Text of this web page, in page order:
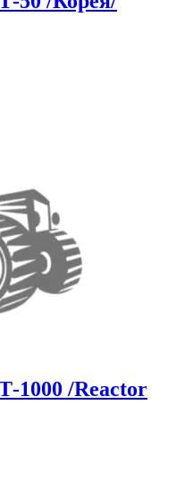
1000 /Reactor